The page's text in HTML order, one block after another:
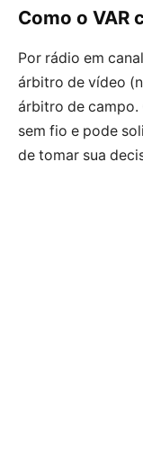
Como o VAR
Por rádio em
árbitro de vídeo
árbitro de campo.
sem fio e pode
de tomar sua